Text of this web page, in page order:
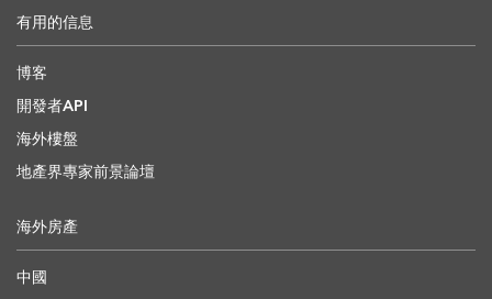
有用的信息
博客
開發者API
海外樓盤
地產界專家前景論壇
海外房產
中國